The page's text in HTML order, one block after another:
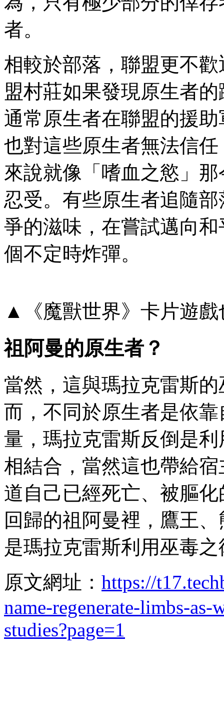
者。
相較於部落，聯盟更不
盟村莊如果發現原生者
通常原生者在聯盟的援
也對這些原生者無法信
來說就像「嗜血之慾」
忍受。有些原生者追隨
爭的滋味，在嘗試邁向
個不定時炸彈。
▲《魔獸世界》卡片遊
祖阿曼的原生者？
當然，這與瑪拉克雷斯
而，不同於原生者是依
量，瑪拉克雷斯反倒是
相結合，當然這也帶給
道自己已經死亡、被膒
回歸的祖阿曼裡，鷹王
是瑪拉克雷斯利用巫毒
原文網址： https://
name-regenerate-limbs-
studies?page=1